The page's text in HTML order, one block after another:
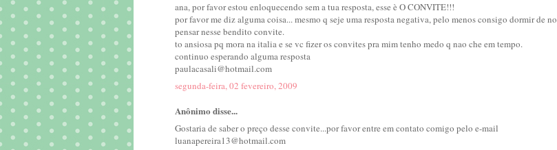
ana, por favor estou enloquecendo sem a tua resposta, esse è O CONVITE!!!
por favor me diz alguma coisa... mesmo q seje uma resposta negativa, pelo menos consigo dormir de
pensar nesse bendito convite.
to ansiosa pq mora na italia e se vc fizer os convites pra mim tenho medo q nao che em tempo.
continuo esperando alguma resposta
paulacasali@hotmail.com
segunda-feira, 02 fevereiro, 2009
Anônimo disse...
Gostaria de saber o preço desse convite...por favor entre em contato comigo pelo e-mail
luanapereira13@hotmail.com